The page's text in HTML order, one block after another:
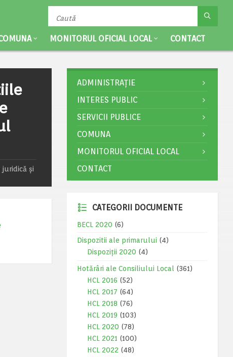
MONITORUL OFICIAL LOCAL CONTACT
juridică și
ADMINISTRAȚIE
INTERES PUBLIC
SERVICII PUBLICE
COMUNA
MONITORUL OFICIAL LOCAL
CONTACT
CATEGORII DOCUMENTE
BECL 2020 (6)
Dispozitii ale primarului (4)
Dispoziții 2020 (4)
Hotărâri ale Consiliului Local
(361)
HCL 2016 (52)
HCL 2017 (64)
HCL 2018 (76)
HCL 2019 (103)
HCL 2020 (78)
HCL 2021 (100)
HCL 2022 (48)